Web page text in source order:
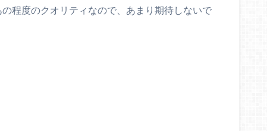
程度のクオリティなので、あまり期待しないで